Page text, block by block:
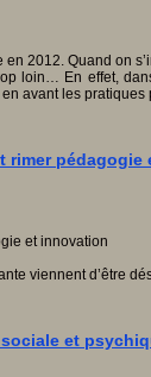
2012. Quand on
loin… En effet,
avant les
rimer pédagogie
viennent d’être
et